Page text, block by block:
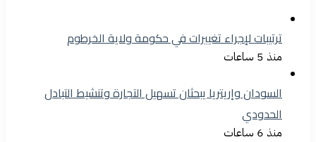
ترتيبات لإجراء تغييرات في حكومة ولاية الخرطوم
منذ 5 ساعات
السودان وإريتريا يبحثان تسهيل التجارة وتنشيط التبادل
الحدودي
منذ 6 ساعات